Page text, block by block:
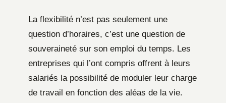
La flexibilité n’est pas seulement une
question d’horaires, c’est une question de
souveraineté sur son emploi du temps. Les
entreprises qui l’ont compris offrent à leurs
salariés la possibilité de moduler leur charge
de travail en fonction des aléas de la vie.